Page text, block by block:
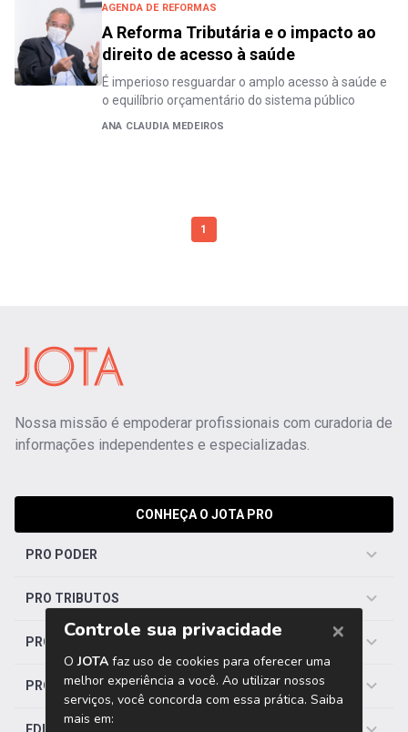
AGENDA DE REFORMAS
A Reforma Tributária e o impacto ao
direito de acesso à saúde
É imperioso resguardar o amplo acesso à saúde e
o equilíbrio orçamentário do sistema público
ANA CLAUDIA MEDEIROS
1
Nossa missão é empoderar profissionais com curadoria de
informações independentes e especializadas.
CONHEÇA O JOTA PRO
PRO PODER
PRO TRIBUTOS
PRO TRABALHISTA
PRO SAÚDE